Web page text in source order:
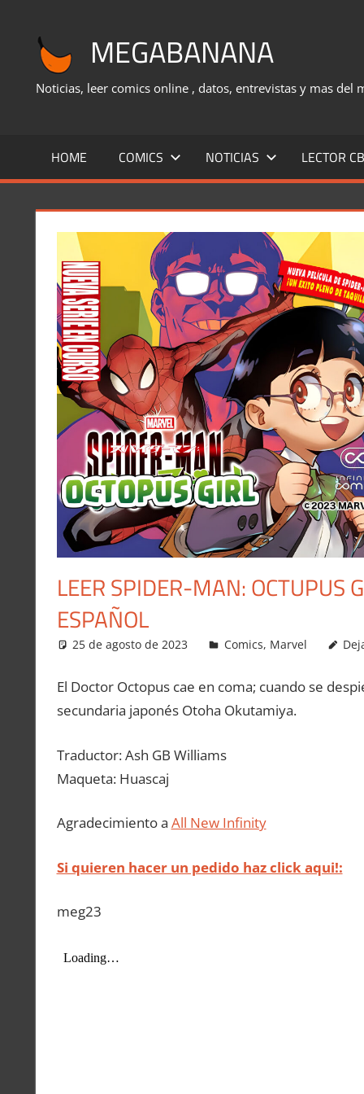
contenido
MEGABANANA
Noticias, leer comics online , datos, entrevistas y mas del
HOME COMICS NOTICIAS LECTOR
LEER SPIDER-MAN: OCTUPUS
ESPAÑOL
25 de agosto de 2023 Carlitox Banana
Comics, Marvel
El Doctor Octopus cae en coma; cuando se
secundaria japonés Otoha Okutamiya.
Traductor: Ash GB Williams
Maqueta: Huascaj
Agradecimiento a All New Infinity
Si quieren hacer un pedido haz click aqui!:
meg23